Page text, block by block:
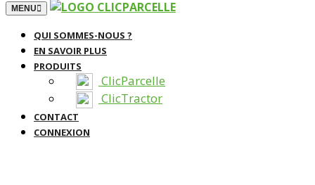
TOGGLE NAVIGATION
MENU
QUI SOMMES-NOUS ?
EN SAVOIR PLUS
PRODUITS
ClicParcelle
ClicTractor
CONTACT
CONNEXION